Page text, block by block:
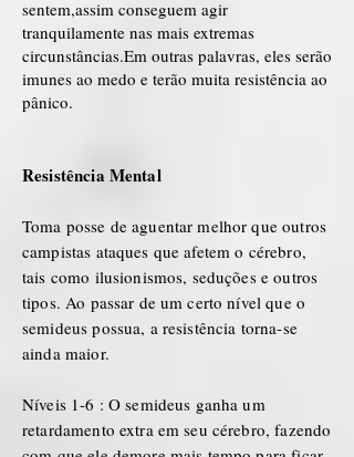
sentem,assim conseguem agir
tranquilamente nas mais extremas
circunstâncias.Em outras palavras, eles serão
imunes ao medo e terão muita resistência ao
pânico.
Resistência Mental
Toma posse de aguentar melhor que outros
campistas ataques que afetem o cérebro,
tais como ilusionismos, seduções e outros
tipos. Ao passar de um certo nível que o
semideus possua, a resistência torna-se
ainda maior.
Níveis 1-6 : O semideus ganha um
retardamento extra em seu cérebro, fazendo